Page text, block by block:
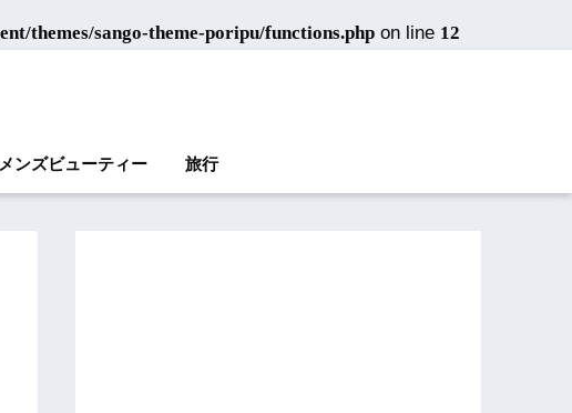
themes/sango-theme-poripu/functions.php on line 12
メンズビューティー 旅行